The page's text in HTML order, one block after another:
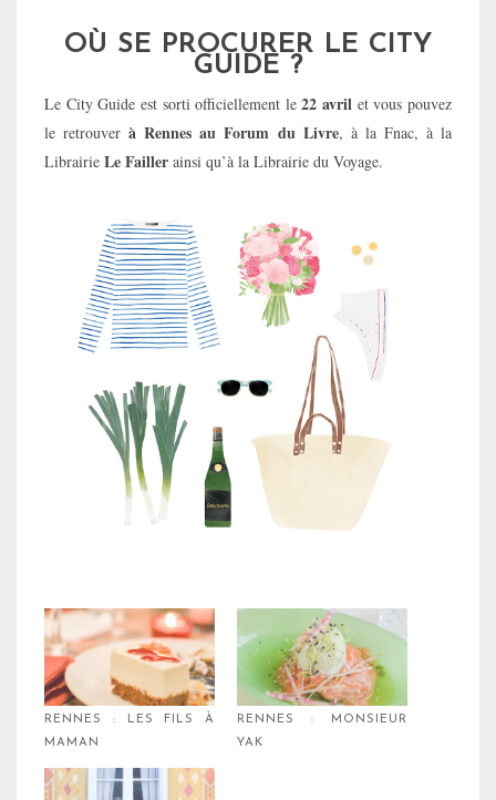
OÙ SE PROCURER LE CITY
GUIDE ?
Le City Guide est sorti officiellement le22 avril et vous pouvez
le retrouverà Rennes au Forum du Livre, à la Fnac, à la
Librairie Le Failler ainsi qu’à la Librairie du Voyage.
RENNES : LES FILS À
MAMAN
RENNES : MONSIEUR
YAK